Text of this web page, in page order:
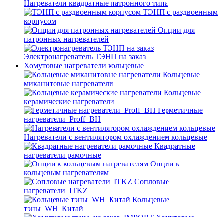
Нагреватели квадратные патронного типа
ТЭНП с раздвоенным
корпусом
Опции для
патронных нагревателей
Электронагреватель ТЭНП на заказ
Хомутовые нагреватели кольцевые
Кольцевые
миканитовые нагреватели
Кольцевые
керамические нагреватели
Герметичные
нагреватели_Proff_BH
Нагреватели с вентилятором охлаждением кольцевые
Квадратные
нагреватели рамочные
Опции к
кольцевым нагревателям
Cопловые
нагреватели_ITKZ
Кольцевые
тэны_WH_Китай